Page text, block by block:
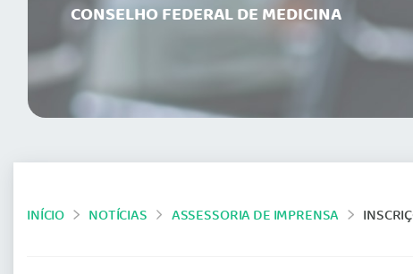
CONSELHO FEDERAL DE MEDICINA
INÍCIO NOTÍCIAS ASSESSORIA DE IMPRENSA